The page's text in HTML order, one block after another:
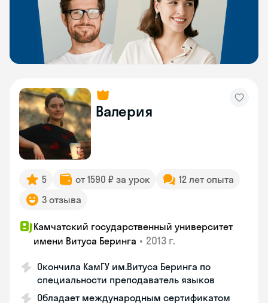
Валерия
5 от 1590 ₽ за урок
12 лет опыта
3 отзыва
Камчатский государственный университет
имени Витуса Беринга • 2013 г.
Окончила КамГУ им.Витуса Беринга по
специальности преподаватель языков
Обладает международным сертификатом